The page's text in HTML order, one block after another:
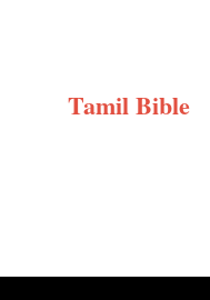
Tamil Bible